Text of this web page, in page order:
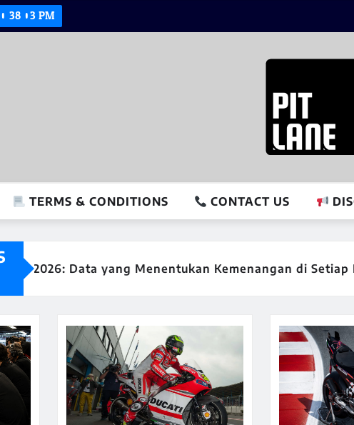
PM
TERMS & CONDITIONS CONTACT US
yang Menentukan Kemenangan di Setiap Lap